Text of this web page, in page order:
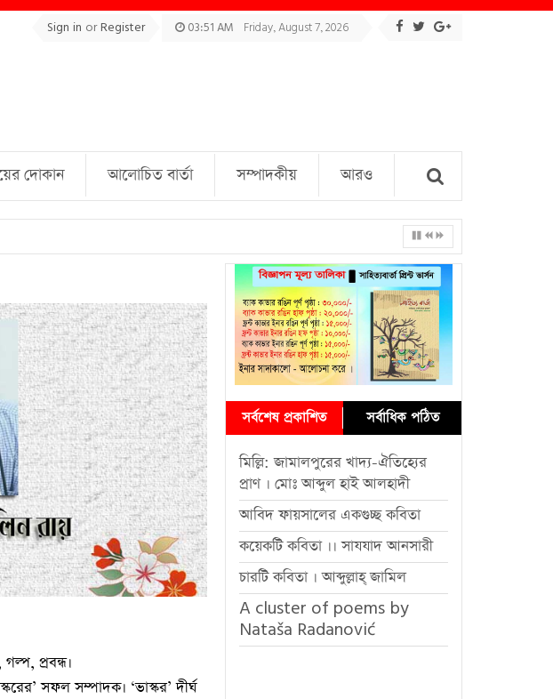
Sign in orRegister 03:51 AM Friday, August 7, 2026
দোকান আলোচিত বার্তা সম্পাদকীয় আরও
প্রবন্ধ।
সফল সম্পাদক। ‘ভাস্কর’ দীর্ঘ
সর্বশেষ প্রকাশিত সর্বাধিক পঠিত
মিল্লি: জামালপুরের খাদ্য-ঐতিহ্যের
প্রাণ । মোঃ আব্দুল হাই আলহাদী
আবিদ ফায়সালের একগুচ্ছ কবিতা
কয়েকটি কবিতা ।। সাযযাদ আনসারী
চারটি কবিতা । আব্দুল্লাহ্ জামিল
A cluster of poems by
Nataša Radanović